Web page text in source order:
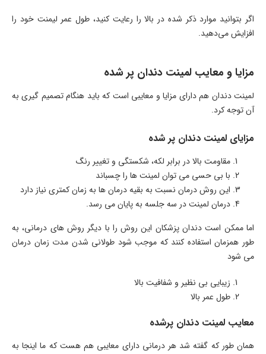
اگر بتوانید موارد ذکر شده در بالا را رعایت کنید، طول عمر لیمنت خود را
افزایش می‌دهید.
مزایا و معایب لمینت دندان پر شده
لمینت دندان هم دارای مزایا و معایبی است که باید هنگام تصمیم گیری به
آن توجه کرد.
مزایای لمینت دندان پر شده
مقاومت بالا در برابر لکه، شکستگی و تغییر رنگ
با بی حسی می توان لمینت ها را چسباند
این روش درمان نسبت به بقیه درمان ها به زمان کمتری نیاز دارد
درمان لمینت در سه جلسه به پایان می رسد.
اما ممکن است دندان پزشکان این روش را با دیگر روش های درمانی، به
طور همزمان استفاده کنند که موجب شود طولانی شدن مدت زمان درمان
می شود
زیبایی بی نظیر و شفافیت بالا
طول عمر بالا
معایب لمینت دندان پرشده
همان طور که گفته شد هر درمانی دارای معایبی هم هست که ما اینجا به